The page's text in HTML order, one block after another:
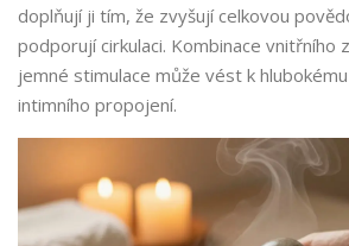
doplňují ji tím, že zvyšují celkovou
podporují cirkulaci. Kombinace vnitřního
jemné stimulace může vést k
intimního propojení.